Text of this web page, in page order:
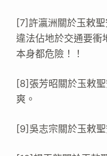
[7]許瀛洲關於玉敕聖
違法佔地於交通要衝
本身都危險！！
[8]張芳昭關於玉敕聖
爽。
[9]吳志宗關於玉敕聖